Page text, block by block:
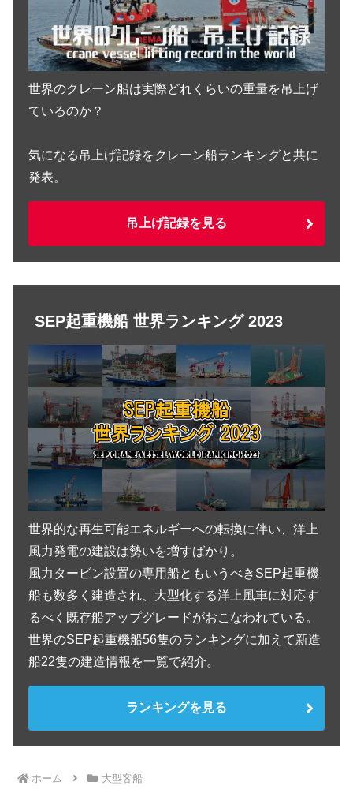
世界のクレーン船は実際どれくらいの重量を吊上げ
ているのか？
気になる吊上げ記録をクレーン船ランキングと共に
発表。
吊上げ記録を見る
SEP起重機船 世界ランキング 2023
世界的な再生可能エネルギーへの転換に伴い、洋上
風力発電の建設は勢いを増すばかり。
風力タービン設置の専用船ともいうべきSEP起重機
船も数多く建造され、大型化する洋上風車に対応す
るべく既存船アップグレードがおこなわれている。
世界のSEP起重機船56隻のランキングに加えて新造
船22隻の建造情報を一覧で紹介。
ランキングを見る
ホーム 大型客船